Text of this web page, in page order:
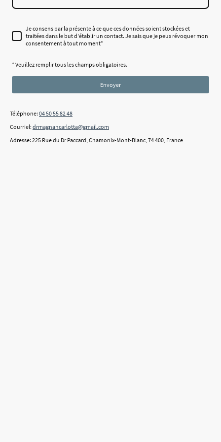
Je consens par la présente à ce que ces données soient stockées et
traitées dans le but d'établir un contact. Je sais que je peux révoquer mon
consentement à tout moment*
* Veuillez remplir tous les champs obligatoires.
Envoyer
Téléphone: 04 50 55 82 48
Courriel: drmagnancarlotta@gmail.com
Adresse: 225 Rue du Dr Paccard, Chamonix-Mont-Blanc, 74 400, France